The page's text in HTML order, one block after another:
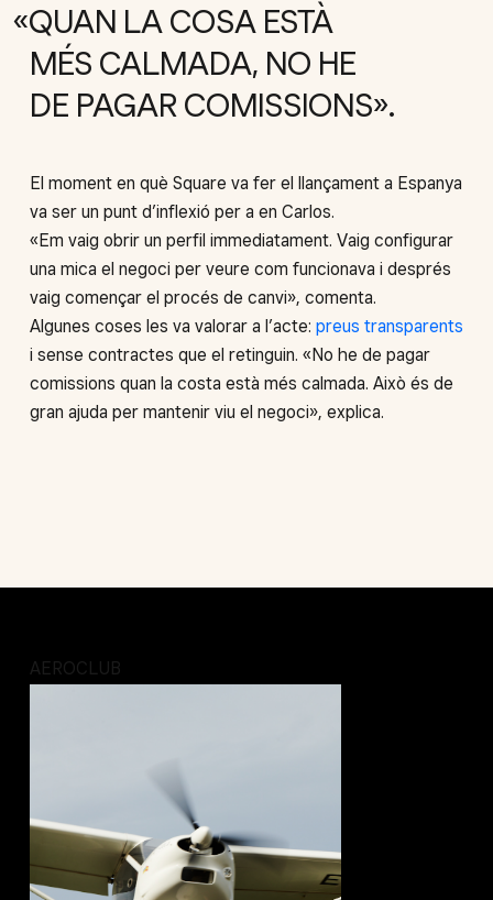
QUAN LA COSA ESTÀ
MÉS CALMADA, NO HE
DE PAGAR COMISSIONS
El moment en què Square va fer el llançament a Espanya
va ser un punt d’inflexió per a en Carlos.
«Em vaig obrir un perfil immediatament. Vaig configurar
una mica el negoci per veure com funcionava i després
vaig començar el procés de canvi», comenta.
Algunes coses les va valorar a l’acte: preus transparents
i sense contractes que el retinguin. «No he de pagar
comissions quan la costa està més calmada. Això és de
gran ajuda per mantenir viu el negoci», explica.
AEROCLUB